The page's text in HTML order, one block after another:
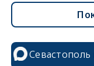
Севастополь